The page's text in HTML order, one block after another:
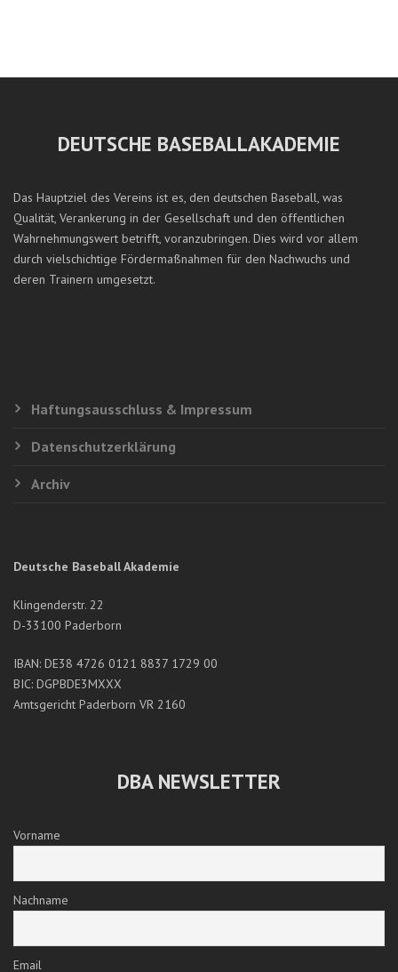
DEUTSCHE BASEBALLAKADEMIE
Das Hauptziel des Vereins ist es, den deutschen Baseball, was
Qualität, Verankerung in der Gesellschaft und den öffentlichen
Wahrnehmungswert betrifft, voranzubringen. Dies wird vor allem
durch vielschichtige Fördermaßnahmen für den Nachwuchs und
deren Trainern umgesetzt.
Haftungsausschluss & Impressum
Datenschutzerklärung
Archiv
Deutsche Baseball Akademie
Klingenderstr. 22
D-33100 Paderborn
IBAN: DE38 4726 0121 8837 1729 00
BIC: DGPBDE3MXXX
Amtsgericht Paderborn VR 2160
DBA NEWSLETTER
Vorname
Nachname
Email